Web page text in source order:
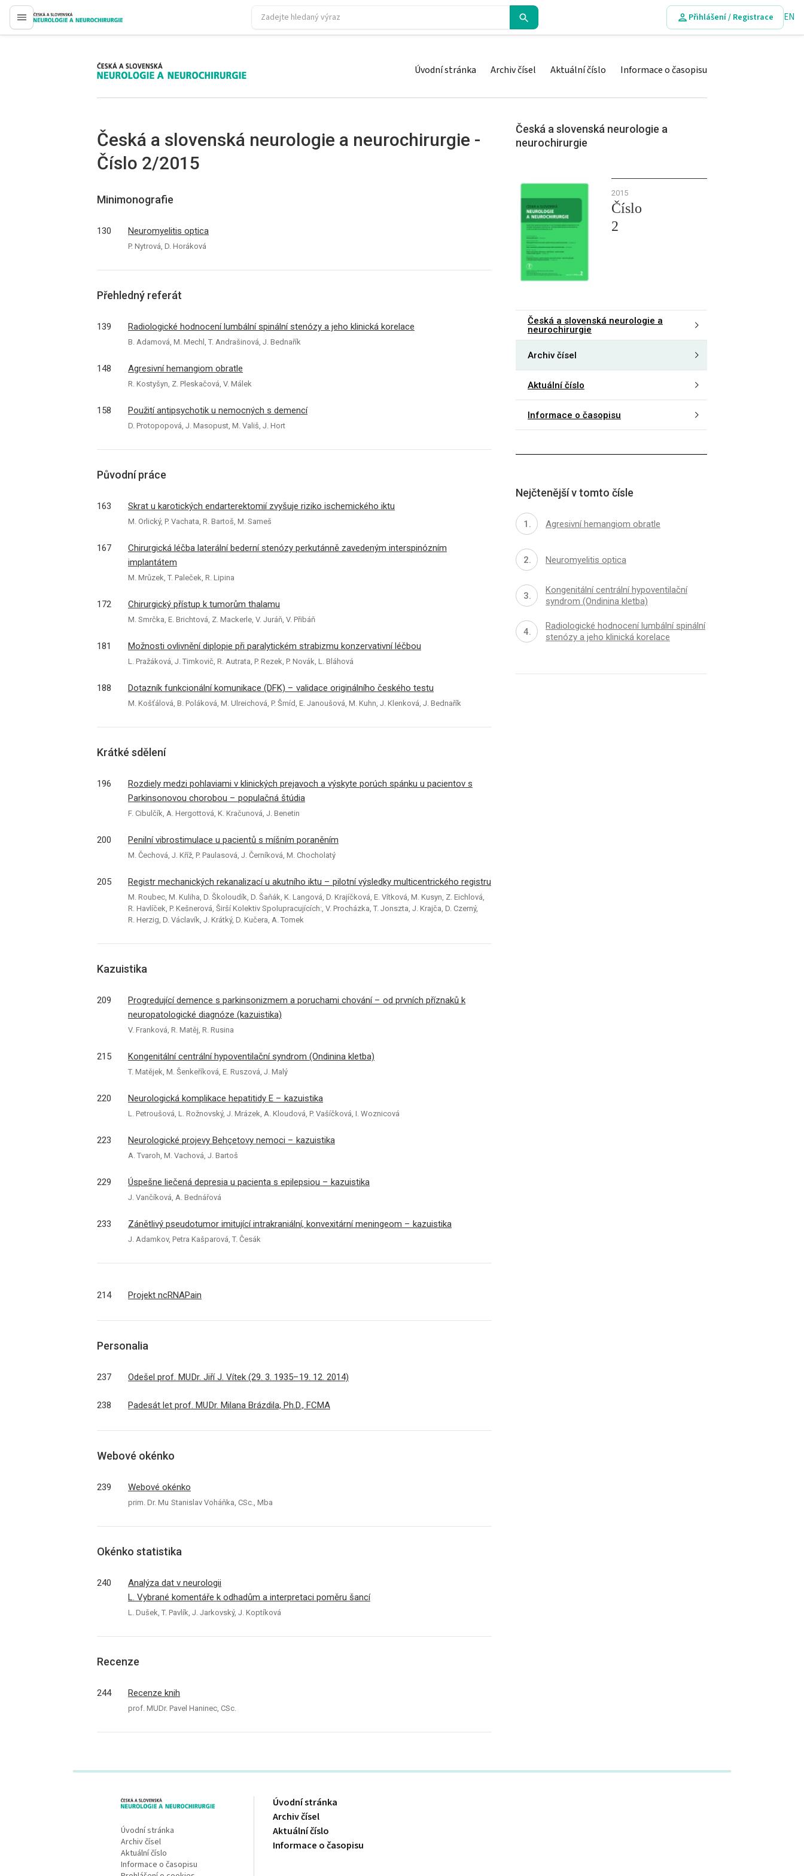
proLékaře.cz
Přihlášení / Registrace EN
proLékaře.cz Úvodní stránka Archiv čísel Aktuální číslo Informace o časopisu
Česká a slovenská neurologie a neurochirurgie -
Číslo 2/2015
Minimonografie
130 Neuromyelitis optica
P. Nytrová, D. Horáková
Přehledný referát
139 Radiologické hodnocení lumbální spinální stenózy a jeho klinická korelace
B. Adamová, M. Mechl, T. Andrašinová, J. Bednařík
148 Agresivní hemangiom obratle
R. Kostyšyn, Z. Pleskačová, V. Málek
158 Použití antipsychotik u nemocných s demencí
D. Protopopová, J. Masopust, M. Vališ, J. Hort
Původní práce
163 Skrat u karotických endarterektomií zvyšuje riziko ischemického iktu
M. Orlický, P. Vachata, R. Bartoš, M. Sameš
167
Chirurgická léčba laterální bederní stenózy perkutánně zavedeným interspinózním
implantátem
M. Mrůzek, T. Paleček, R. Lipina
172 Chirurgický přístup k tumorům thalamu
M. Smrčka, E. Brichtová, Z. Mackerle, V. Juráň, V. Přibáň
181 Možnosti ovlivnění diplopie při paralytickém strabizmu konzervativní léčbou
L. Pražáková, J. Timkovič, R. Autrata, P. Rezek, P. Novák, L. Bláhová
188 Dotazník funkcionální komunikace (DFK) – validace originálního českého testu
M. Košťálová, B. Poláková, M. Ulreichová, P. Šmíd, E. Janoušová, M. Kuhn, J. Klenková, J. Bednařík
Krátké sdělení
196
Rozdiely medzi pohlaviami v klinických prejavoch a výskyte porúch spánku u pa­cientov s
Parkinsonovou chorobou – populačná štúdia
F. Cibulčík, A. Hergottová, K. Kračunová, J. Benetin
200 Penilní vibrostimulace u pa­cientů s míšním poraněním
M. Čechová, J. Kříž, P. Paulasová, J. Černíková, M. Chocholatý
205 Registr mechanických rekanalizací u akutního iktu – pilotní výsledky multicentrického registru
M. Roubec, M. Kuliha, D. Školoudík, D. Šaňák, K. Langová, D. Krajíčková, E. Vítková, M. Kusyn, Z. Eichlová,
R. Havlíček, P. Kešnerová, Širší Kolektiv Spolupracujících:, V. Procházka, T. Jonszta, J. Krajča, D. Czerný,
R. Herzig, D. Václavík, J. Krátký, D. Kučera, A. Tomek
Kazuistika
209
Progredující demence s parkinsonizmem a poruchami chování – od prvních příznaků k
neuropatologické dia­gnóze (kazuistika)
V. Franková, R. Matěj, R. Rusina
215 Kongenitální centrální hypoventilační syndrom (Ondinina kletba)
T. Matějek, M. Šenkeříková, E. Ruszová, J. Malý
220 Neurologická komplikace hepatitidy E – kazuistika
L. Petroušová, L. Rožnovský, J. Mrázek, A. Kloudová, P. Vašíčková, I. Woznicová
223 Neurologické projevy Behçetovy nemoci – kazuistika
A. Tvaroh, M. Vachová, J. Bartoš
229 Úspešne liečená depresia u pa­cienta s epilepsiou – kazuistika
J. Vančíková, A. Bednářová
233 Zánětlivý pseudotumor imitující intrakraniální, konvexitární meningeom – kazuistika
J. Adamkov, Petra Kašparová, T. Česák
214 Projekt ncRNAPain
Personalia
237 Odešel prof. MU Dr. Jiří J. Vítek (29. 3. 1935– 19. 12. 2014)
238 Padesát let prof. MU Dr. Milana Brázdila, Ph.D., FCMA
Webové okénko
239 Webové okénko
prim. Dr. Mu Stanislav Voháňka, CSc., Mba
Okénko statistika
240
Analýza dat v neurologii
L. Vybrané komentáře k odhadům a interpretaci poměru šancí
L. Dušek, T. Pavlík, J. Jarkovský, J. Koptíková
Recenze
244 Recenze knih
prof. MUDr. Pavel Haninec, CSc.
Česká a slovenská neurologie a
neurochirurgie
2015
Číslo
2
Česká a slovenská neurologie a
neurochirurgie
Archiv čísel
Aktuální číslo
Informace o časopisu
Nejčtenější v tomto čísle
Agresivní hemangiom obratle
Neuromyelitis optica
Kongenitální centrální hypoventilační
syndrom (Ondinina kletba)
Radiologické hodnocení lumbální spinální
stenózy a jeho klinická korelace
Úvodní stránka
Archiv čísel
Aktuální číslo
Informace o časopisu
Úvodní stránka
Archiv čísel
Aktuální číslo
Informace o časopisu